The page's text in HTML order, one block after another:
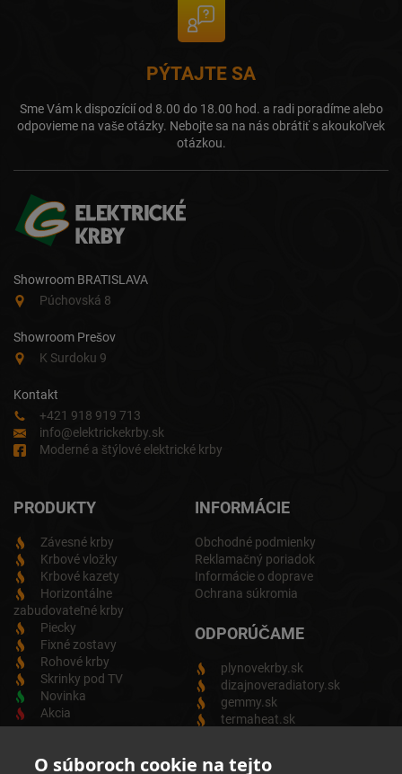
O súboroch cookie na tejto
PÝTAJTE SA
Sme Vám k dispozícií od 8.00 do 18.00 hod. a radi poradíme alebo
odpovieme na vaše otázky. Nebojte sa na nás obrátiť s akoukoľvek
otázkou.
Showroom BRATISLAVA
Púchovská 8
Showroom Prešov
K Surdoku 9
Kontakt
+421 918 919 713
info@elektrickekrby.sk
Moderné a štýlové elektrické krby
PRODUKTY
Závesné krby
Krbové vložky
Krbové kazety
Horizontálne
zabudovateľné krby
Piecky
Fixné zostavy
Rohové krby
Skrinky pod TV
Novinka
Akcia
INFORMÁCIE
Obchodné podmienky
Reklamačný poriadok
Informácie o doprave
Ochrana súkromia
ODPORÚČAME
plynovekrby.sk
dizajnoveradiatory.sk
gemmy.sk
termaheat.sk
ODBER NEWSLETTRA